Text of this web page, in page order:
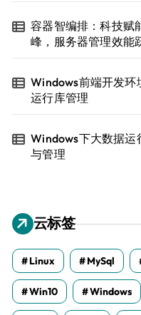
容器智编排：科技赋
峰，服务器管理效能
Windows前端开发环
运行库管理
Windows下大数据运
与管理
云标签
Linux MySql
Win10 Windows